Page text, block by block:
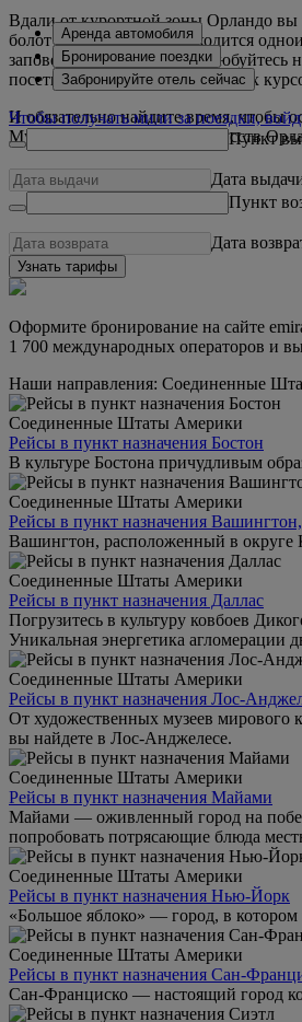
Вдали от курортной зоны Орландо вы
болот Эверглейдс, где находится
заповедника Окала или
посетите один из прославленных
И обязательно найдите время, чтобы
Музей изобразительных искусств
Аренда автомобиля
Бронирование поездки
Забронируйте отель сейчас
Чтобы получать мили за поездки,
Пункт
Дата
Пункт
Дата
Узнать тарифы
Оформите бронирование на сайте
1 700 международных операторов и
Наши направления: Соединенные
Соединенные Штаты Америки
Рейсы в пункт назначения Бостон
В культуре Бостона причудливым
Соединенные Штаты Америки
Рейсы в пункт назначения
Вашингтон, расположенный в округе
Соединенные Штаты Америки
Рейсы в пункт назначения Даллас
Погрузитесь в культуру ковбоев
Уникальная энергетика агломерации
Соединенные Штаты Америки
Рейсы в пункт назначения Лос-
От художественных музеев мирового
вы найдете в Лос-Анджелесе.
Соединенные Штаты Америки
Рейсы в пункт назначения Майами
Майами — оживленный город на
попробовать потрясающие блюда
Соединенные Штаты Америки
Рейсы в пункт назначения Нью-Йорк
«Большое яблоко» — город, в
Соединенные Штаты Америки
Рейсы в пункт назначения Сан-
Сан-Франциско — настоящий город